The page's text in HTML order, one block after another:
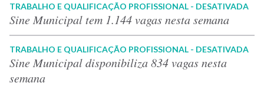
TRABALHO E QUALIFICAÇÃO PROFISSIONAL - DESATIVADA
Sine Municipal tem 1.144 vagas nesta semana
TRABALHO E QUALIFICAÇÃO PROFISSIONAL - DESATIVADA
Sine Municipal disponibiliza 834 vagas nesta
semana